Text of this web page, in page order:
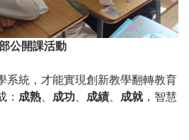
公開課活動
系統，才能實現創新教學翻轉教育
： 成熟 成功 成績 成就，智慧